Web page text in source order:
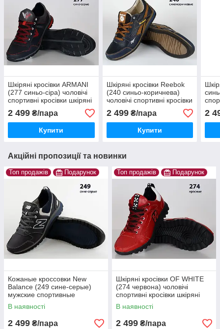
Шкіряні кросівки ARMANI
(277 синьо-сіра) чоловічі
спортивні кросівки шкіряні
чоловічі
2 499 ₴/пара
Купити
Шкіряні кросівки Reebok
(240 синьо-коричнева)
чоловічі спортивні кросівки
шкіряні чоловічі
2 499₴/пара
Купити
2
Акційні пропозиції та новинки
Топ продажів Подарунок
Кожаные кроссовки New
Balance (249 сине-серые)
мужские спортивные
кроссовки шкіряні чоловічі
В наявності
2 499 ₴/пара
Топ продажів Подарунок
Шкіряні кросівки OF WHITE
(274 червона) чоловічі
спортивні кросівки шкіряні
чоловічі
В наявності
2 499 ₴/пара